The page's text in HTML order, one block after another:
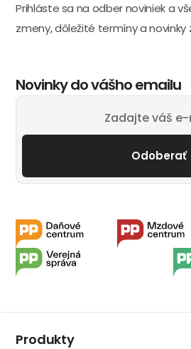
Prihláste sa na odber noviniek a
zmeny, dôležité termíny a novinky
Novinky do vášho emailu
Odoberať
Produkty